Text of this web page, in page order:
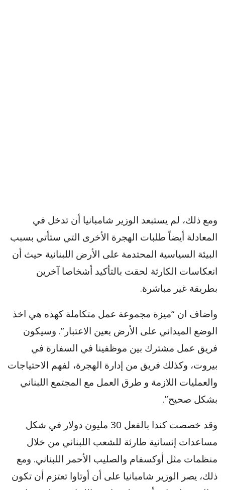
ومع ذلك، لم يستبعد الوزير شامبانيا أن تدخل في
المعادلة أيضاً طلبات الهجرة الأخرى التي ستأتي بسبب
البيئة السياسية المحتدمة على الأرض اللبنانية حيث أن
انعكاسات الكارثة لحقت بالتأكيد أشخاصا آخرين
بطريقة غير مباشرة.
واضاف ان “ميزة مجموعة عمل متكاملة كهذه هي اخذ
الوضع الميداني على الأرض بعين الاعتبار”. وسيكون
فريق عمل مشترك بين موظفينا في السفارة في
بيروت، وكذلك فريق من إدارة الهجرة، لفهم الاحتياجات
والعمليات اللازمة و طرق العمل مع المجتمع اللبناني
بشكل صحيح”.
وقد خصصت كندا بالفعل 30 مليون دولار في شكل
مساعدات إنسانية طارئة للشعب اللبناني من خلال
منظمات مثل أوكسفام والصليب الأحمر اللبناني. ومع
ذلك، يصر الوزير شامبانيا على أن أوتاوا تعتزم أن تكون